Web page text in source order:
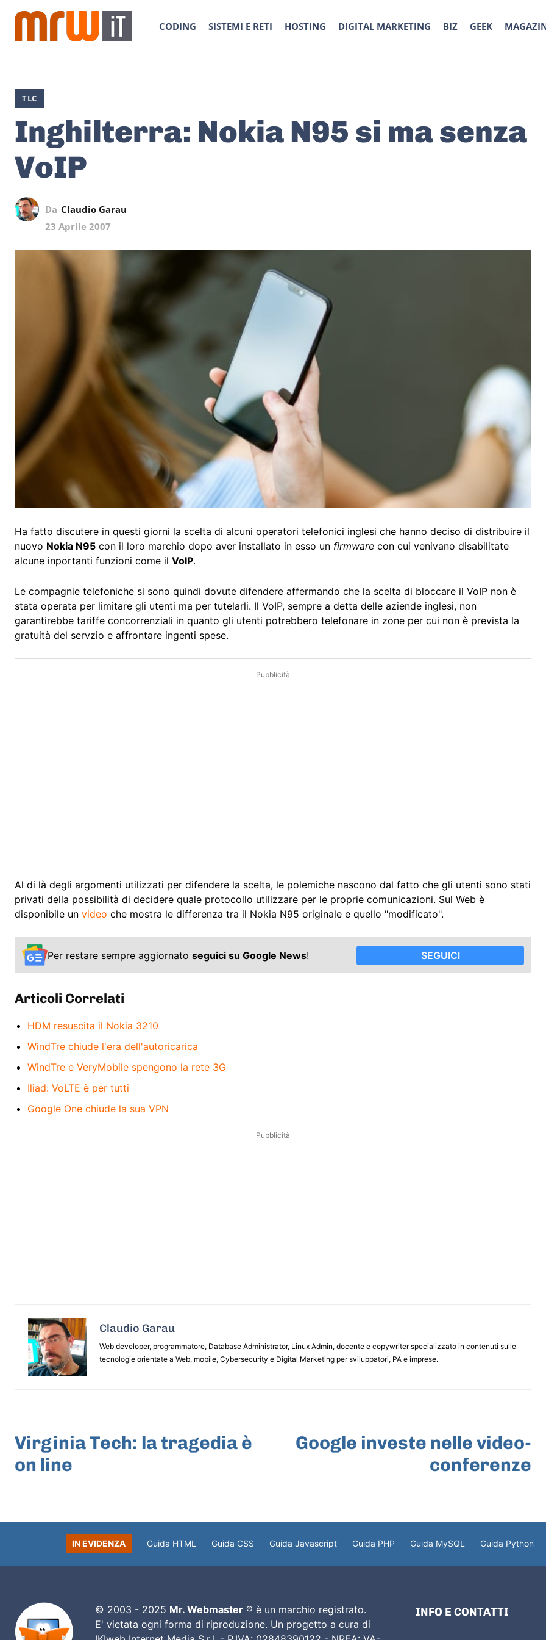
CODING SISTEMI E RETI HOSTING DIGITAL MARKETING BIZ GEEK
TLC
Inghilterra: Nokia N95 si ma senza
VoIP
Da Claudio Garau
23 Aprile 2007
Ha fatto discutere in questi giorni la scelta di alcuni operatori telefonici inglesi che hanno deciso di distribuire il
nuovo Nokia N95 con il loro marchio dopo aver installato in esso un firmware con cui venivano disabilitate
alcune inportanti funzioni come il VoIP.
Le compagnie telefoniche si sono quindi dovute difendere affermando che la scelta di bloccare il VoIP non è
stata operata per limitare gli utenti ma per tutelarli. Il VoIP, sempre a detta delle aziende inglesi, non
garantirebbe tariffe concorrenziali in quanto gli utenti potrebbero telefonare in zone per cui non è prevista la
gratuità del servzio e affrontare ingenti spese.
Pubblicità
Al di là degli argomenti utilizzati per difendere la scelta, le polemiche nascono dal fatto che gli utenti sono stati
privati della possibilità di decidere quale protocollo utilizzare per le proprie comunicazioni. Sul Web è
disponibile un video che mostra le differenza tra il Nokia N95 originale e quello "modificato".
Per restare sempre aggiornato seguici su Google News! SEGUICI
Articoli Correlati
HDM resuscita il Nokia 3210
WindTre chiude l'era dell'autoricarica
WindTre e VeryMobile spengono la rete 3G
Iliad: VoLTE è per tutti
Google One chiude la sua VPN
Pubblicità
Claudio Garau
Web developer, programmatore, Database Administrator, Linux Admin, docente e copywriter specializzato in contenuti sulle
tecnologie orientate a Web, mobile, Cybersecurity e Digital Marketing per sviluppatori, PA e imprese.
Virginia Tech: la tragedia è
on line
Google investe nelle video-
conferenze
IN EVIDENZA Guida HTML Guida CSS Guida Javascript Guida PHP Guida MySQL Guida Python
© 2003 - 2025 Mr. Webmaster® è un marchio registrato.
E' vietata ogni forma di riproduzione. Un progetto a cura di
INFO E CONTATTI